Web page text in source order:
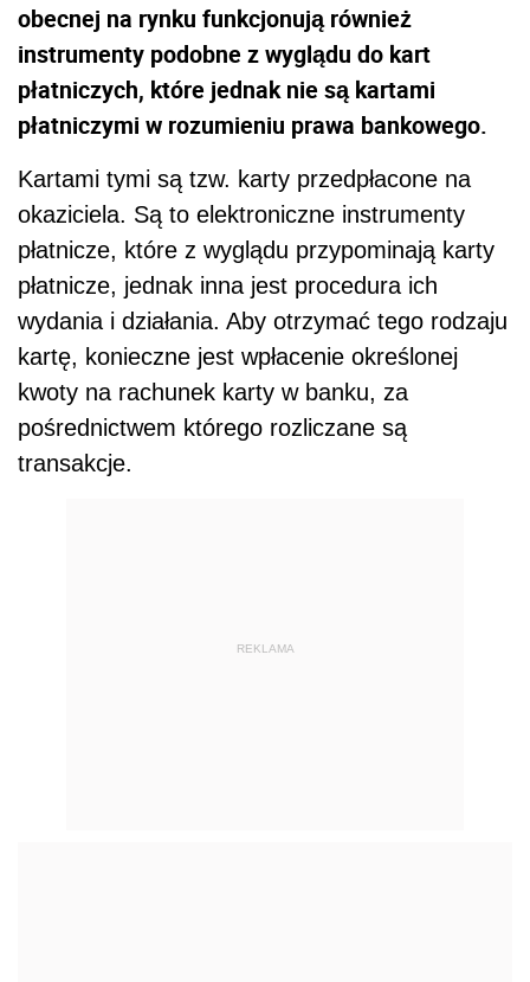
obecnej na rynku funkcjonują również
instrumenty podobne z wyglądu do kart
płatniczych, które jednak nie są kartami
płatniczymi w rozumieniu prawa bankowego.
Kartami tymi są tzw. karty przedpłacone na
okaziciela. Są to elektroniczne instrumenty
płatnicze, które z wyglądu przypominają karty
płatnicze, jednak inna jest procedura ich
wydania i działania. Aby otrzymać tego rodzaju
kartę, konieczne jest wpłacenie określonej
kwoty na rachunek karty w banku, za
pośrednictwem którego rozliczane są
transakcje.
REKLAMA